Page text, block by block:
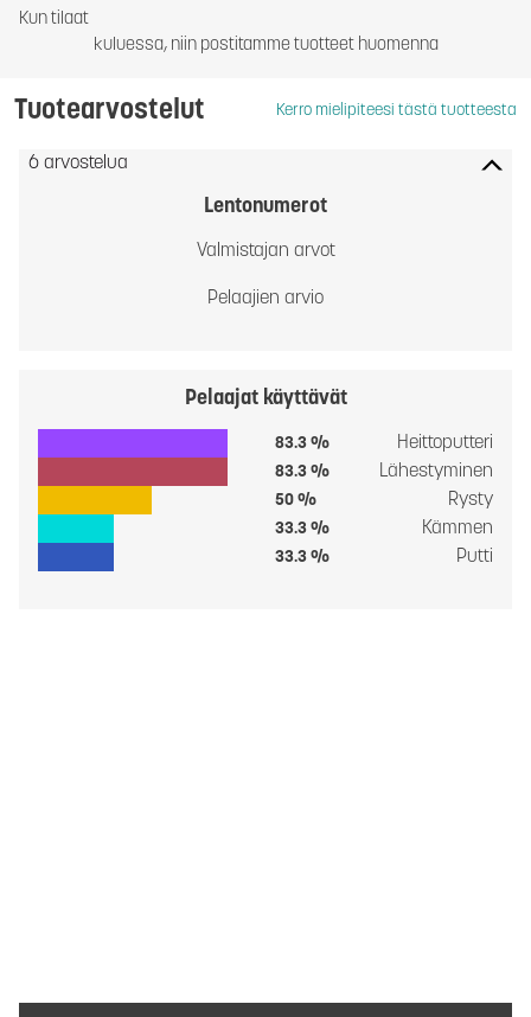
Kun tilaat
kuluessa, niin postitamme tuotteet huomenna
Tuotearvostelut Kerro mielipiteesi tästä tuotteesta
6 arvostelua
Lentonumerot
Valmistajan arvot
Pelaajien arvio
Pelaajat käyttävät
83.3 % Heittoputteri
83.3 % Lähestyminen
50 % Rysty
33.3 % Kämmen
33.3 % Putti